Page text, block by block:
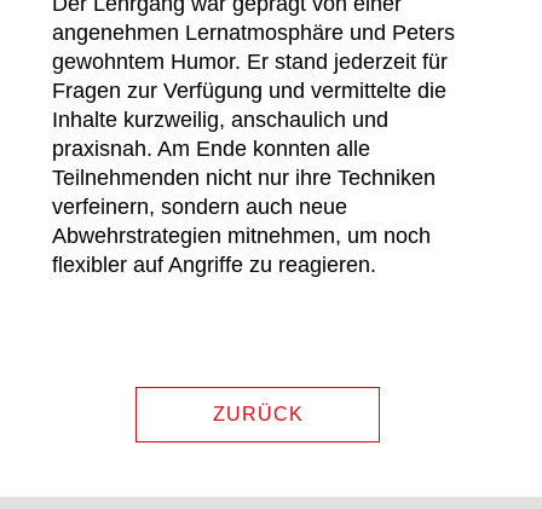
angenehmen Lernatmosphäre und Peters
gewohntem Humor. Er stand jederzeit für
Fragen zur Verfügung und vermittelte die
Inhalte kurzweilig, anschaulich und
praxisnah. Am Ende konnten alle
Teilnehmenden nicht nur ihre Techniken
verfeinern, sondern auch neue
Abwehrstrategien mitnehmen, um noch
flexibler auf Angriffe zu reagieren.
ZURÜCK